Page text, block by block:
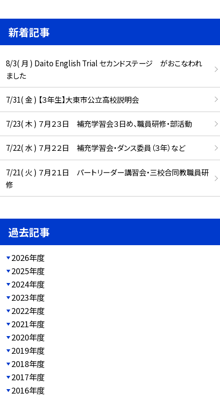
新着記事
8/3( 月 ) Daito English Trial セカンドステージ がおこなわれ
ました
7/31( 金 ) 【３年生】大東市公立高校説明会
7/23( 木 ) ７月２３日 補充学習会３日め、職員研修・部活動
7/22( 水 ) ７月２２日 補充学習会・ダンス委員（３年）など
7/21( 火 ) ７月２１日 パートリーダー講習会・三校合同教職員研
修
過去記事
2026年度
2025年度
2024年度
2023年度
2022年度
2021年度
2020年度
2019年度
2018年度
2017年度
2016年度